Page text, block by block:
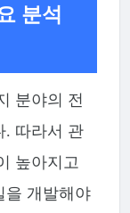
분석
분야의 전
. 따라서 관
높아지고
을 개발해야